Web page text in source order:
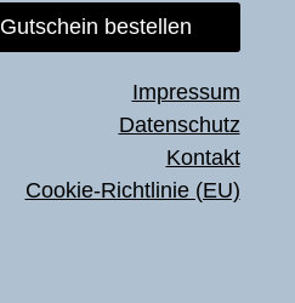
Gutschein bestellen
Impressum
Datenschutz
Kontakt
Cookie-Richtlinie (EU)